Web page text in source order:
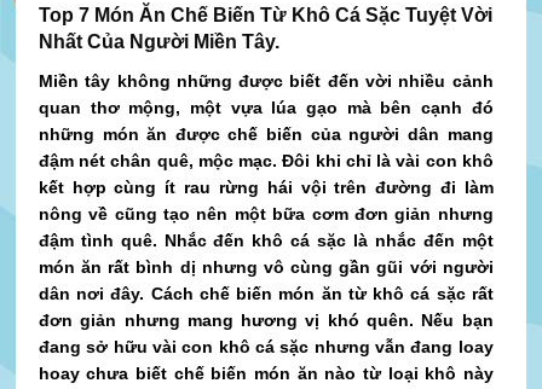
Top 7 Món Ăn Chế Biến Từ Khô Cá Sặc Tuyệt Vời
Nhất Của Người Miền Tây.
Miền tây không những được biết đến vời nhiều cảnh
quan thơ mộng, một vựa lúa gạo mà bên cạnh đó
những món ăn được chế biến của người dân mang
đậm nét chân quê, mộc mạc. Đôi khi chỉ là vài con khô
kết hợp cùng ít rau rừng hái vội trên đường đi làm
nông về cũng tạo nên một bữa cơm đơn giản nhưng
đậm tình quê. Nhắc đến khô cá sặc là nhắc đến một
món ăn rất bình dị nhưng vô cùng gần gũi với người
dân nơi đây. Cách chế biến món ăn từ khô cá sặc rất
đơn giản nhưng mang hương vị khó quên. Nếu bạn
đang sở hữu vài con khô cá sặc nhưng vẫn đang loay
hoay chưa biết chế biến món ăn nào từ loại khô này